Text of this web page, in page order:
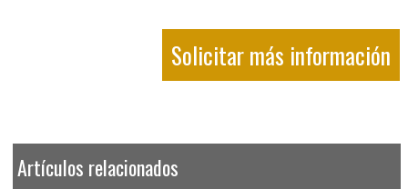
Solicitar más información
Artículos relacionados